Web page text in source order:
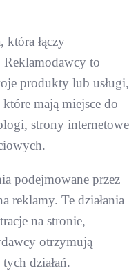
która łączy
to
produkty lub usługi,
mają miejsce do
strony internetowe
podejmowane przez
reklamy. Te działania
na stronie,
otrzymują
działań.